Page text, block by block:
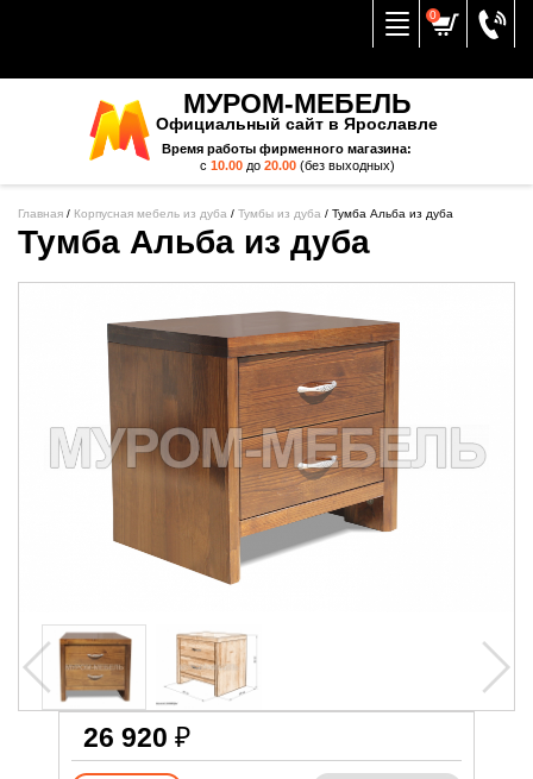
0
МУРОМ-МЕБЕЛЬ
Официальный сайт в Ярославле
Время работы фирменного магазина:
с 10.00до 20.00(без выходных)
Главная / Корпусная мебель из дуба / Тумбы из дуба / Тумба Альба из дуба
Тумба Альба из дуба
26 920 ₽